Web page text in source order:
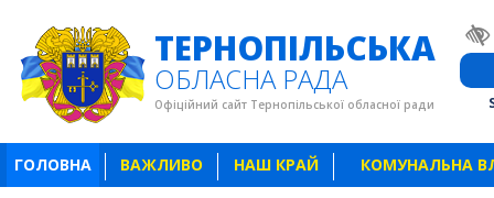
ТЕРНОПІЛЬСЬКА
ОБЛАСНА РАДА
Офіційний сайт Тернопільської обласної ради
ГОЛОВНА ВАЖЛИВО НАШ КРАЙ КОМУНАЛЬНА